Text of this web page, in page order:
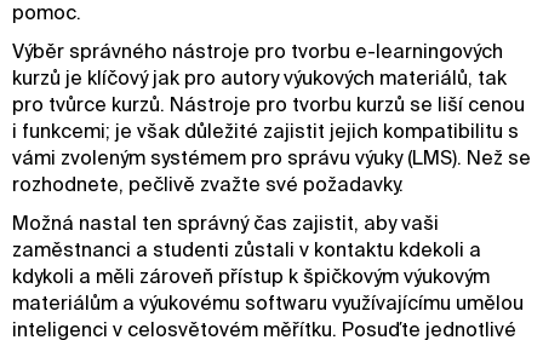
pomoc.
Výběr správného nástroje pro tvorbu e-learningových
kurzů je klíčový jak pro autory výukových materiálů, tak
pro tvůrce kurzů. Nástroje pro tvorbu kurzů se liší cenou
i funkcemi; je však důležité zajistit jejich kompatibilitu s
vámi zvoleným systémem pro správu výuky (LMS). Než se
rozhodnete, pečlivě zvažte své požadavky.
Možná nastal ten správný čas zajistit, aby vaši
zaměstnanci a studenti zůstali v kontaktu kdekoli a
kdykoli a měli zároveň přístup k špičkovým výukovým
materiálům a výukovému softwaru využívajícímu umělou
inteligenci v celosvětovém měřítku. Posuďte jednotlivé